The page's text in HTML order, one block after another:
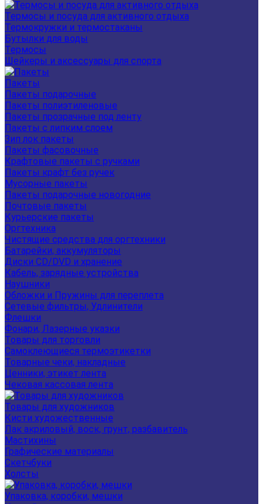
Термосы и посуда для активного отдыха
Термокружки и термостаканы
Бутылки для воды
Термосы
Шейкеры и аксессуары для спорта
Пакеты
Пакеты подарочные
Пакеты полиэтиленовые
Пакеты прозрачные под ленту
Пакеты с липким слоем
Зип лок пакеты
Пакеты фасовочные
Крафтовые пакеты с ручками
Пакеты крафт без ручек
Мусорные пакеты
Пакеты подарочные новогодние
Почтовые пакеты
Курьерские пакеты
Оргтехника
Чистящие средства для оргтехники
Батарейки, аккумуляторы
Диски CD/DVD и хранение
Кабель, зарядные устройства
Наушники
Обложки и Пружины для переплета
Сетевые фильтры, Удлинители
Флешки
Фонари, Лазерные указки
Товары для торговли
Самоклеющиеся термоэтикетки
Товарные чеки, накладные
Ценники, этикет лента
Чековая кассовая лента
Товары для художников
Кисти художественные
Лак акриловый, воск, грунт, разбавитель
Мастихины
Графические материалы
Скетчбуки
Холсты
Упаковка, коробки, мешки